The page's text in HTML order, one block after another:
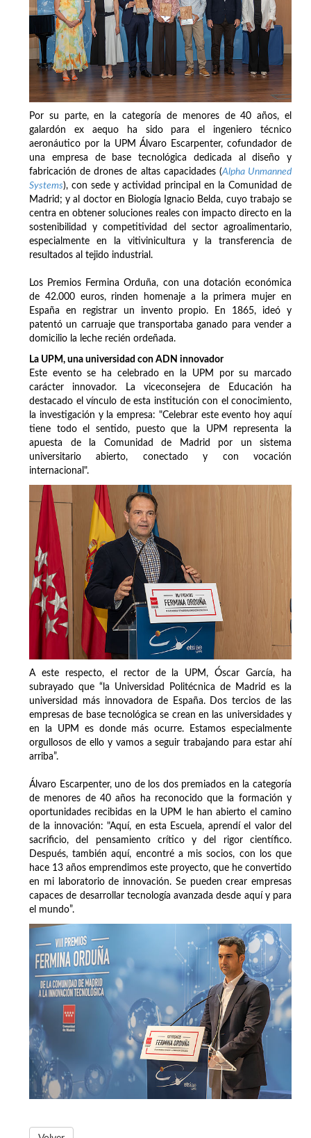
Por su parte, en la categoría de menores de 40 años, el
galardón ex aequo ha sido para el ingeniero técnico
aeronáutico por la UPM Álvaro Escarpenter, cofundador de
una empresa de base tecnológica dedicada al diseño y
fabricación de drones de altas capacidades (Alpha Unmanned
Systems), con sede y actividad principal en la Comunidad de
Madrid; y al doctor en Biología Ignacio Belda, cuyo trabajo se
centra en obtener soluciones reales con impacto directo en la
sostenibilidad y competitividad del sector agroalimentario,
especialmente en la vitivinicultura y la transferencia de
resultados al tejido industrial.
Los Premios Fermina Orduña, con una dotación económica
de 42.000 euros, rinden homenaje a la primera mujer en
España en registrar un invento propio. En 1865, ideó y
patentó un carruaje que transportaba ganado para vender a
domicilio la leche recién ordeñada.
La UPM, una universidad con ADN innovador
Este evento se ha celebrado en la UPM por su marcado
carácter innovador. La viceconsejera de Educación ha
destacado el vínculo de esta institución con el conocimiento,
la investigación y la empresa: "Celebrar este evento hoy aquí
tiene todo el sentido, puesto que la UPM representa la
apuesta de la Comunidad de Madrid por un sistema
universitario abierto, conectado y con vocación
internacional".
A este respecto, el rector de la UPM, Óscar García, ha
subrayado que “la Universidad Politécnica de Madrid es la
universidad más innovadora de España. Dos tercios de las
empresas de base tecnológica se crean en las universidades y
en la UPM es donde más ocurre. Estamos especialmente
orgullosos de ello y vamos a seguir trabajando para estar ahí
arriba”.
Álvaro Escarpenter, uno de los dos premiados en la categoría
de menores de 40 años ha reconocido que la formación y
oportunidades recibidas en la UPM le han abierto el camino
de la innovación: "Aquí, en esta Escuela, aprendí el valor del
sacrificio, del pensamiento crítico y del rigor científico.
Después, también aquí, encontré a mis socios, con los que
hace 13 años emprendimos este proyecto, que he convertido
en mi laboratorio de innovación. Se pueden crear empresas
capaces de desarrollar tecnología avanzada desde aquí y para
el mundo”.